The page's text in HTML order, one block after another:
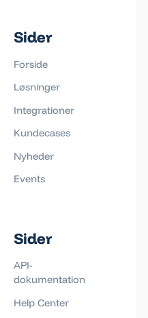
Sider
Forside
Løsninger
Integrationer
Kundecases
Nyheder
Events
Sider
API-
dokumentation
Help Center